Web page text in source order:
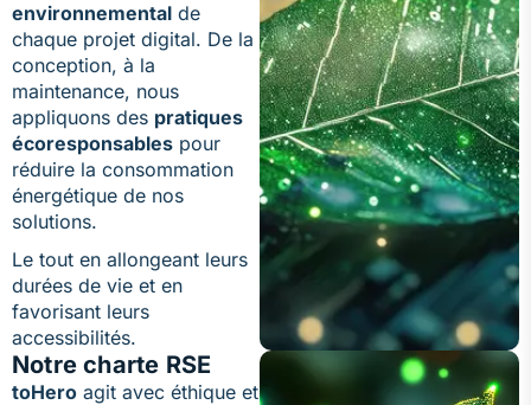
environnemental de
chaque projet digital. De la
conception, à la
maintenance, nous
appliquons des pratiques
écoresponsables pour
réduire la consommation
énergétique de nos
solutions.
Le tout en allongeant leurs
durées de vie et en
favorisant leurs
accessibilités.
Notre charte RSE
toHero agit avec éthique et